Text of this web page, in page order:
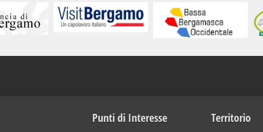
Punti di Interesse Territorio